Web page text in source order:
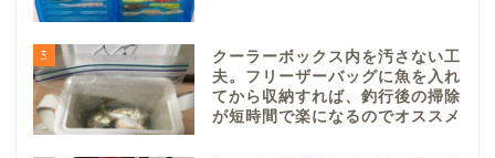
3
クーラーボックス内を汚さない工
夫。フリーザーバッグに魚を入れ
てから収納すれば、釣行後の掃除
が短時間で楽になるのでオススメ